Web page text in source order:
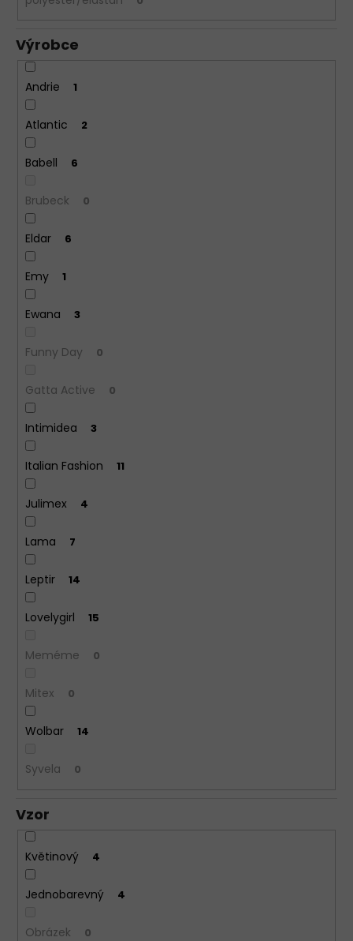
Výrobce
Andrie 1
Atlantic 2
Babell 6
Brubeck 0
Eldar 6
Emy 1
Ewana 3
Funny Day 0
Gatta Active 0
Intimidea 3
Italian Fashion 11
Julimex 4
Lama 7
Leptir 14
Lovelygirl 15
Meméme 0
Mitex 0
Wolbar 14
Syvela 0
Vzor
Květinový 4
Jednobarevný 4
Obrázek 0